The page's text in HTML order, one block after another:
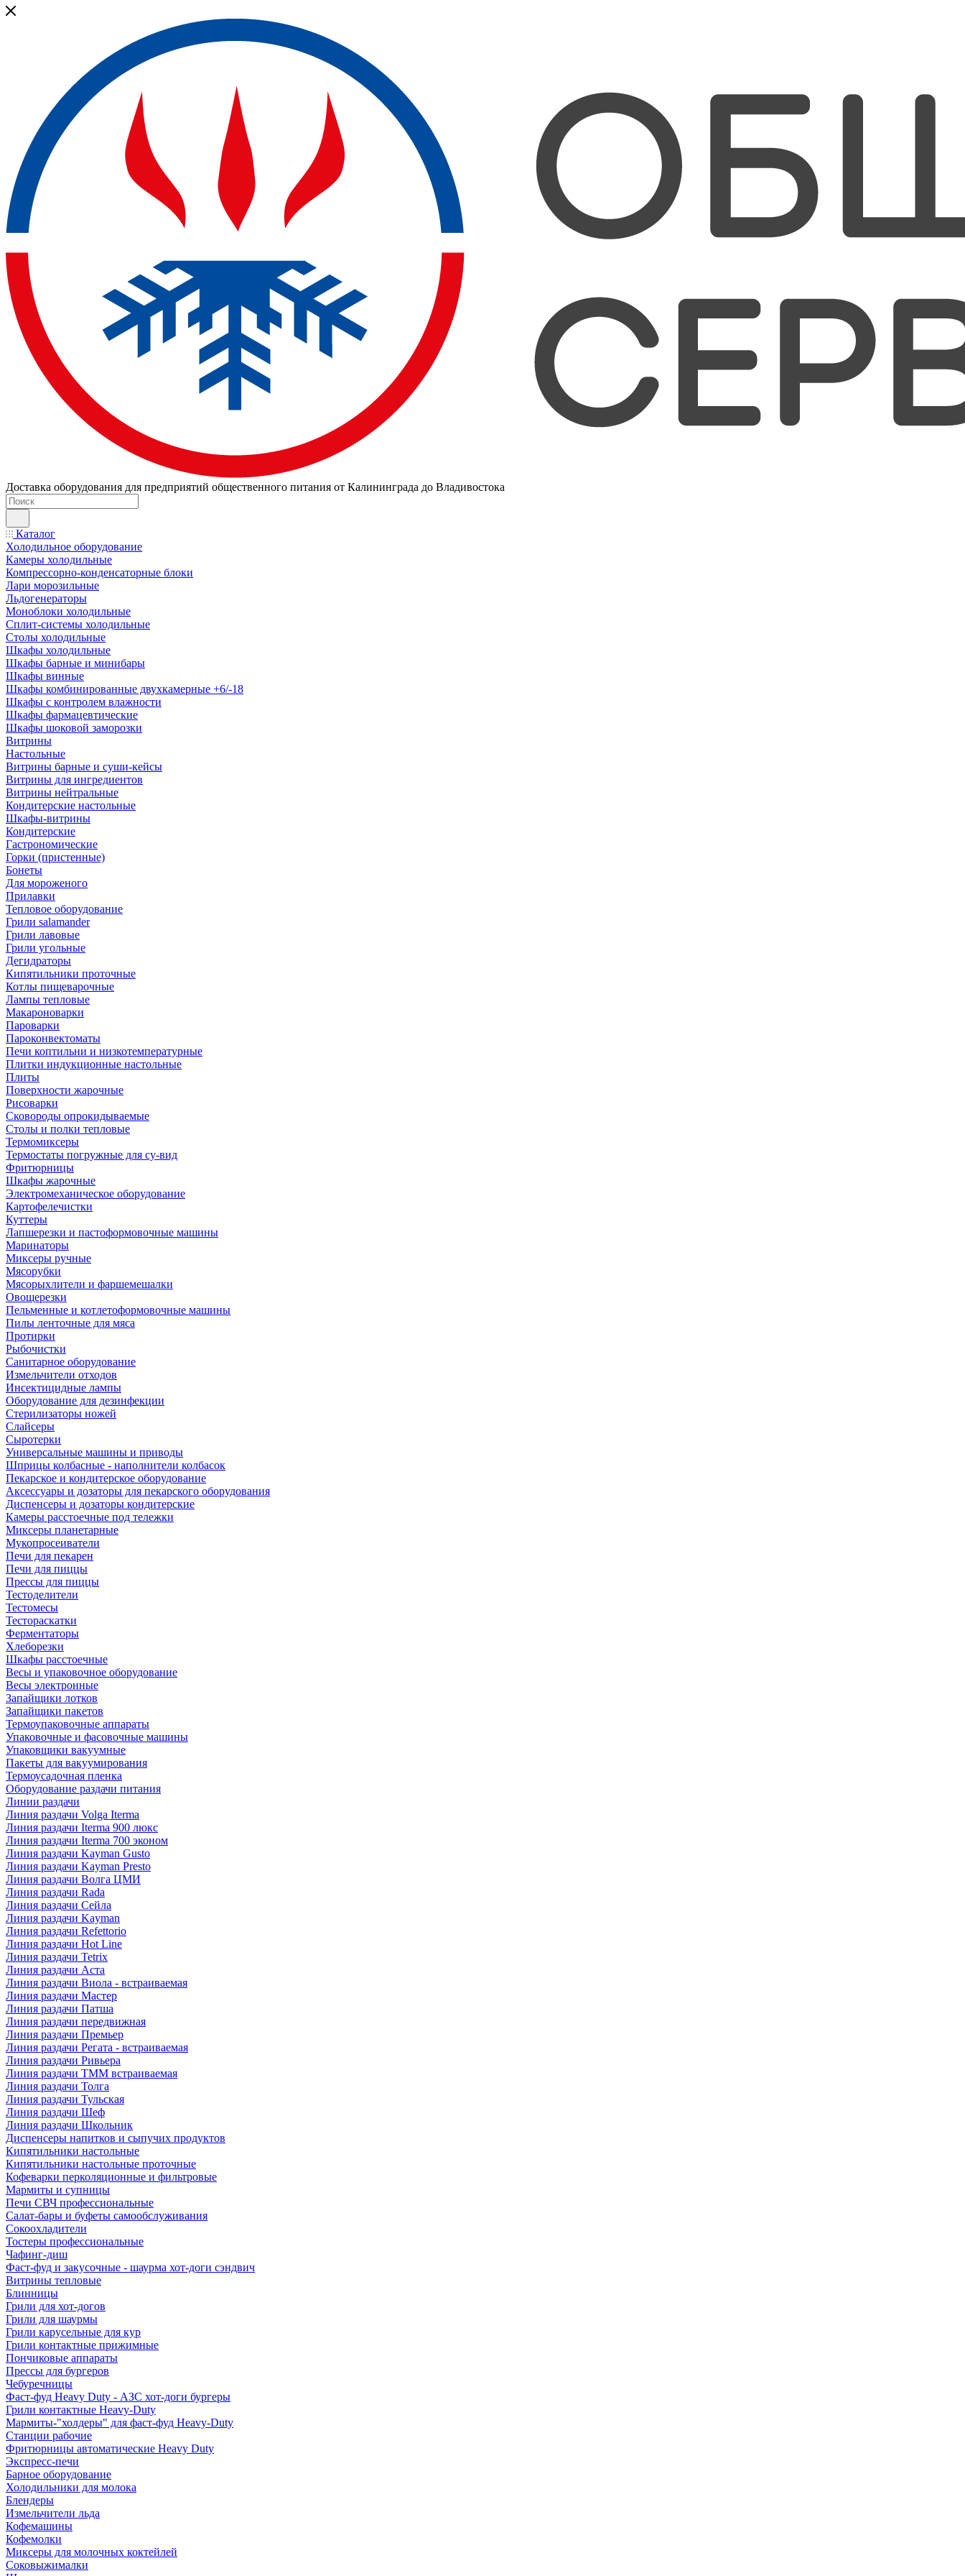
Доставка оборудования для предприятий общественного питания от Калининграда до Владивостока
Каталог
Холодильное оборудование
Камеры холодильные
Компрессорно-конденсаторные блоки
Лари морозильные
Льдогенераторы
Моноблоки холодильные
Сплит-системы холодильные
Столы холодильные
Шкафы холодильные
Шкафы барные и минибары
Шкафы винные
Шкафы комбинированные двухкамерные +6/-18
Шкафы с контролем влажности
Шкафы фармацевтические
Шкафы шоковой заморозки
Витрины
Настольные
Витрины барные и суши-кейсы
Витрины для ингредиентов
Витрины нейтральные
Кондитерские настольные
Шкафы-витрины
Кондитерские
Гастрономические
Горки (пристенные)
Бонеты
Для мороженого
Прилавки
Тепловое оборудование
Грили salamander
Грили лавовые
Грили угольные
Дегидраторы
Кипятильники проточные
Котлы пищеварочные
Лампы тепловые
Макароноварки
Пароварки
Пароконвектоматы
Печи коптильни и низкотемпературные
Плитки индукционные настольные
Плиты
Поверхности жарочные
Рисоварки
Сковороды опрокидываемые
Столы и полки тепловые
Термомиксеры
Термостаты погружные для су-вид
Фритюрницы
Шкафы жарочные
Электромеханическое оборудование
Картофелечистки
Куттеры
Лапшерезки и пастоформовочные машины
Маринаторы
Миксеры ручные
Мясорубки
Мясорыхлители и фаршемешалки
Овощерезки
Пельменные и котлетоформовочные машины
Пилы ленточные для мяса
Протирки
Рыбочистки
Санитарное оборудование
Измельчители отходов
Инсектицидные лампы
Оборудование для дезинфекции
Стерилизаторы ножей
Слайсеры
Сыротерки
Универсальные машины и приводы
Шприцы колбасные - наполнители колбасок
Пекарское и кондитерское оборудование
Аксессуары и дозаторы для пекарского оборудования
Диспенсеры и дозаторы кондитерские
Камеры расстоечные под тележки
Миксеры планетарные
Мукопросеиватели
Печи для пекарен
Печи для пиццы
Прессы для пиццы
Тестоделители
Тестомесы
Тестораскатки
Ферментаторы
Хлеборезки
Шкафы расстоечные
Весы и упаковочное оборудование
Весы электронные
Запайщики лотков
Запайщики пакетов
Термоупаковочные аппараты
Упаковочные и фасовочные машины
Упаковщики вакуумные
Пакеты для вакуумирования
Термоусадочная пленка
Оборудование раздачи питания
Линии раздачи
Линия раздачи Volga Iterma
Линия раздачи Iterma 900 люкс
Линия раздачи Iterma 700 эконом
Линия раздачи Kayman Gusto
Линия раздачи Kayman Presto
Линия раздачи Волга ЦМИ
Линия раздачи Rada
Линия раздачи Сейла
Линия раздачи Kayman
Линия раздачи Refettorio
Линия раздачи Hot Line
Линия раздачи Tetrix
Линия раздачи Аста
Линия раздачи Виола - встраиваемая
Линия раздачи Мастер
Линия раздачи Патша
Линия раздачи передвижная
Линия раздачи Премьер
Линия раздачи Регата - встраиваемая
Линия раздачи Ривьера
Линия раздачи ТММ встраиваемая
Линия раздачи Толга
Линия раздачи Тульская
Линия раздачи Шеф
Линия раздачи Школьник
Диспенсеры напитков и сыпучих продуктов
Кипятильники настольные
Кипятильники настольные проточные
Кофеварки перколяционные и фильтровые
Мармиты и супницы
Печи СВЧ профессиональные
Салат-бары и буфеты самообслуживания
Сокоохладители
Тостеры профессиональные
Чафинг-диш
Фаст-фуд и закусочные - шаурма хот-доги сэндвич
Витрины тепловые
Блинницы
Грили для хот-догов
Грили для шаурмы
Грили карусельные для кур
Грили контактные прижимные
Пончиковые аппараты
Прессы для бургеров
Чебуречницы
Фаст-фуд Heavy Duty - АЗС хот-доги бургеры
Грили контактные Heavy-Duty
Мармиты-"холдеры" для фаст-фуд Heavy-Duty
Станции рабочие
Фритюрницы автоматические Heavy Duty
Экспресс-печи
Барное оборудование
Холодильники для молока
Блендеры
Измельчители льда
Кофемашины
Кофемолки
Миксеры для молочных коктейлей
Соковыжималки